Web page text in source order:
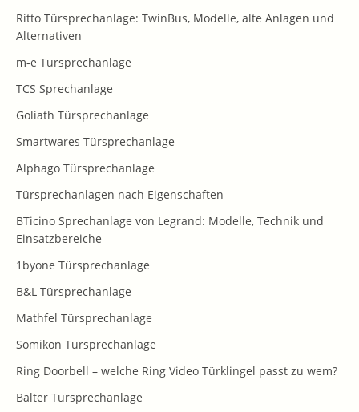
Ritto Türsprechanlage: TwinBus, Modelle, alte Anlagen und
Alternativen
m-e Türsprechanlage
TCS Sprechanlage
Goliath Türsprechanlage
Smartwares Türsprechanlage
Alphago Türsprechanlage
Türsprechanlagen nach Eigenschaften
BTicino Sprechanlage von Legrand: Modelle, Technik und
Einsatzbereiche
1byone Türsprechanlage
B&L Türsprechanlage
Mathfel Türsprechanlage
Somikon Türsprechanlage
Ring Doorbell – welche Ring Video Türklingel passt zu wem?
Balter Türsprechanlage